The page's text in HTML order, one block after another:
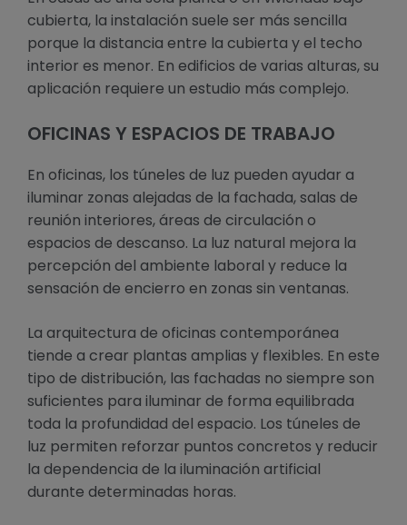
cubierta, la instalación suele ser más sencilla
porque la distancia entre la cubierta y el techo
interior es menor. En edificios de varias alturas, su
aplicación requiere un estudio más complejo.
OFICINAS Y ESPACIOS DE TRABAJO
En oficinas, los túneles de luz pueden ayudar a
iluminar zonas alejadas de la fachada, salas de
reunión interiores, áreas de circulación o
espacios de descanso. La luz natural mejora la
percepción del ambiente laboral y reduce la
sensación de encierro en zonas sin ventanas.
La arquitectura de oficinas contemporánea
tiende a crear plantas amplias y flexibles. En este
tipo de distribución, las fachadas no siempre son
suficientes para iluminar de forma equilibrada
toda la profundidad del espacio. Los túneles de
luz permiten reforzar puntos concretos y reducir
la dependencia de la iluminación artificial
durante determinadas horas.